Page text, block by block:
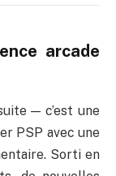
arcade
— c’est une
PSP avec une
Sorti en